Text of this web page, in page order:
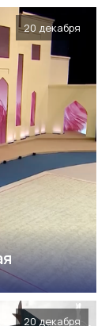
20 декабря
20 декабря